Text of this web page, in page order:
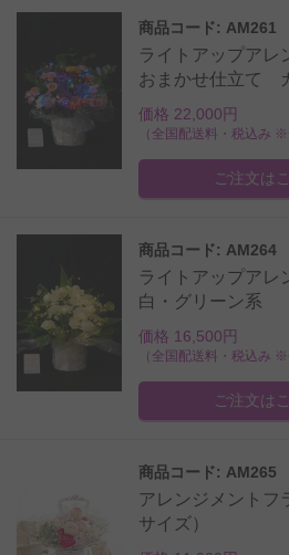
商品コード: AM261
ライトアップア
おまかせ仕立て
価格 22,000円
（全国配送料・税込み ※
ご注文は
商品コード: AM264
ライトアップア
白・グリーン系
価格 16,500円
（全国配送料・税込み ※
ご注文は
商品コード: AM265
アレンジメント
サイズ）